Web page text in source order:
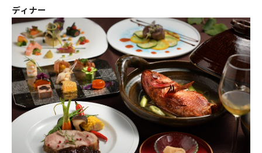
ディナー